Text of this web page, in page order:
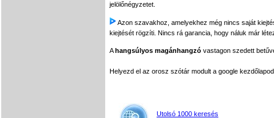
jelölőnégyzetet.
Azon szavakhoz, amelyekhez még nincs saját
kiejtését rögzíti. Nincs rá garancia, hogy náluk már
Ahangsúlyos magánhangzó vastagon szedett
Helyezd el az orosz szótár modult a google
Utolsó 1000 keresés